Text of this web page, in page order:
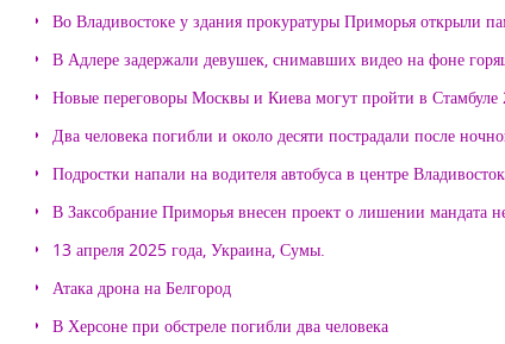
Во Владивостоке у здания прокуратуры Приморья открыли
В Адлере задержали девушек, снимавших видео на фоне
Новые переговоры Москвы и Киева могут пройти в
Два человека погибли и около десяти пострадали после
Подростки напали на водителя автобуса в центре
В Заксобрание Приморья внесен проект о лишении мандата
13 апреля 2025 года, Украина, Сумы.
Атака дрона на Белгород
В Херсоне при обстреле погибли два человека